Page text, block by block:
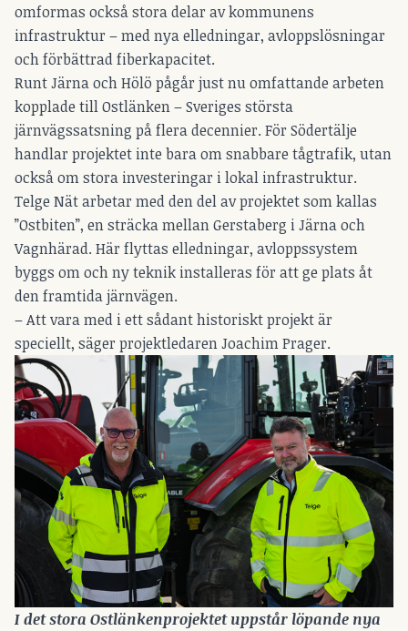
omformas också stora delar av kommunens
infrastruktur – med nya elledningar, avloppslösningar
och förbättrad fiberkapacitet.
Runt Järna och Hölö pågår just nu omfattande arbeten
kopplade till Ostlänken – Sveriges största
järnvägssatsning på flera decennier. För Södertälje
handlar projektet inte bara om snabbare tågtrafik, utan
också om stora investeringar i lokal infrastruktur.
Telge Nät arbetar med den del av projektet som kallas
”Ostbiten”, en sträcka mellan Gerstaberg i Järna och
Vagnhärad. Här flyttas elledningar, avloppssystem
byggs om och ny teknik installeras för att ge plats åt
den framtida järnvägen.
– Att vara med i ett sådant historiskt projekt är
speciellt, säger projektledaren Joachim Prager.
I det stora Ostlänkenprojektet uppstår löpande nya